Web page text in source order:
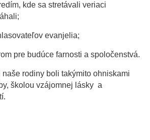
kde sa stretávali veriaci
evanjelia;
pre budúce farnosti a spoločenstvá.
rodiny boli takýmito ohniskami
školou vzájomnej lásky a